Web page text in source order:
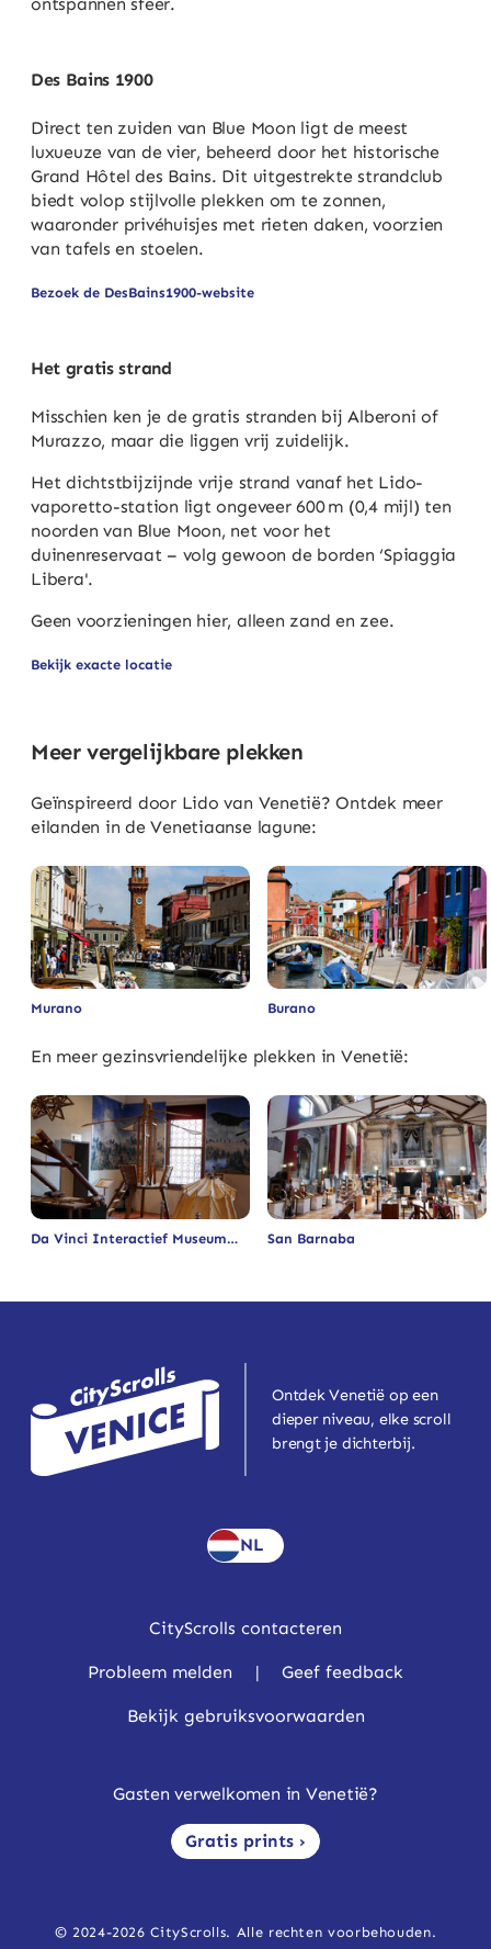
Des Bains 1900
Direct ten zuiden van Blue Moon ligt de meest
luxueuze van de vier, beheerd door het historische
Grand Hôtel des Bains. Dit uitgestrekte strandclub
biedt volop stijlvolle plekken om te zonnen,
waaronder privéhuisjes met rieten daken, voorzien
van tafels en stoelen.
Bezoek de DesBains1900-website
Het gratis strand
Misschien ken je de gratis stranden bij Alberoni of
Murazzo, maar die liggen vrij zuidelijk.
Het dichtstbijzijnde vrije strand vanaf het Lido-
vaporetto-station ligt ongeveer 600 m (0,4 mijl) ten
noorden van Blue Moon, net voor het
duinenreservaat – volg gewoon de borden ‘Spiaggia
Libera'.
Geen voorzieningen hier, alleen zand en zee.
Bekijk exacte locatie
Meer vergelijkbare plekken
Geïnspireerd door Lido van Venetië? Ontdek meer
eilanden in de Venetiaanse lagune:
Murano Burano
En meer gezinsvriendelijke plekken in Venetië:
Da Vinci Interactief Museum San Barnaba
Ontdek Venetië op een
dieper niveau, elke scroll
brengt je dichterbij.
NL
CityScrolls contacteren
Probleem melden | Geef feedback
Bekijk gebruiksvoorwaarden
Gasten verwelkomen in Venetië?
Gratis prints ›
© 2024-2026 CityScrolls. Alle rechten voorbehouden.